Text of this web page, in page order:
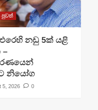
පුවත්
නඩු 5ක් යළි
නියෝග
5, 2026 0